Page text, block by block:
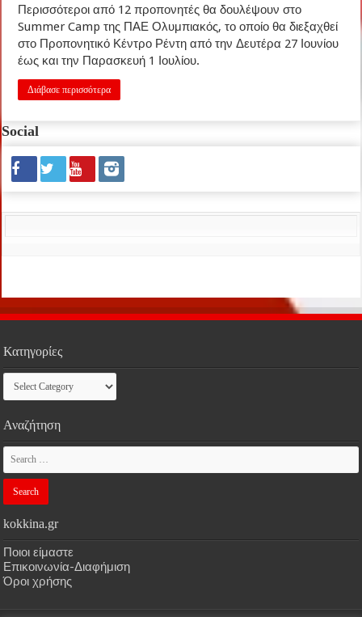
Περισσότεροι από 12 προπονητές θα δουλέψουν στο
Summer Camp της ΠΑΕ Ολυμπιακός, το οποίο θα διεξαχθεί
στο Προπονητικό Κέντρο Ρέντη από την Δευτέρα 27 Ιουνίου
έως και την Παρασκευή 1 Ιουλίου.
Διάβασε περισσότερα
Social
Κατηγορίες
Κατηγορίες
Αναζήτηση
kokkina.gr
Ποιοι είμαστε
Επικοινωνία-Διαφήμιση
Όροι χρήσης